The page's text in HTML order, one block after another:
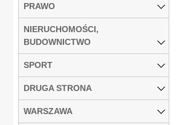
PRAWO
NIERUCHOMOŚCI,
BUDOWNICTWO
SPORT
DRUGA STRONA
WARSZAWA